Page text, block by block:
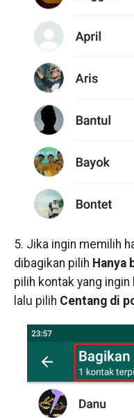
5. Jika ingin memilih
dibagikan pilih Hanya
pilih kontak yang
lalu pilih Centang di